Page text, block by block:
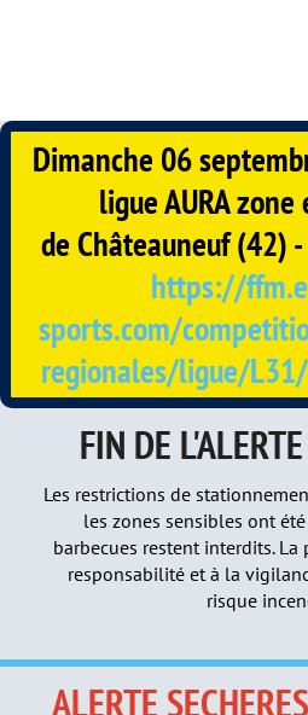
Dimanche 06
ligue AURA
deChâteauneuf (42)
https://
sports.com/
regionales/ligue/
FIN DE
Les restrictions de
les zones sensibles ont
barbecues restent interdits.
responsabilité et à la
risque
ALERTE